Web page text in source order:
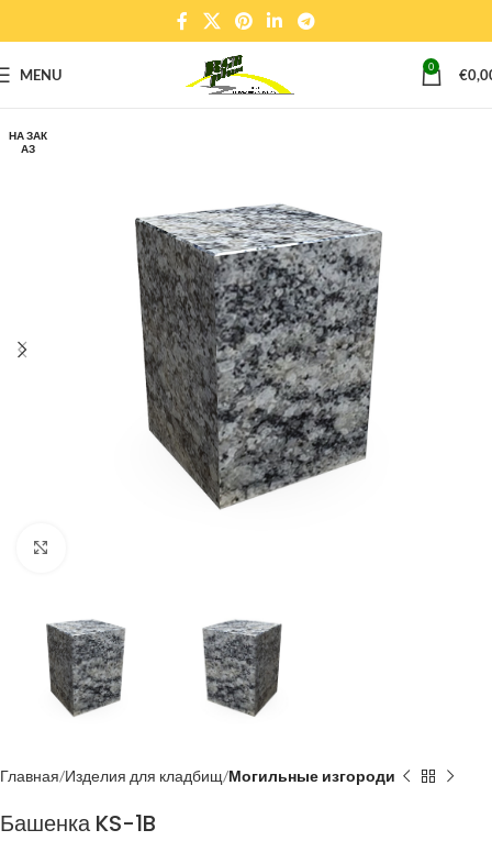
MENU 0 €
НА ЗАК
АЗ
Главная Изделия для кладбищ Могильные изгороди
Башенка KS-1B